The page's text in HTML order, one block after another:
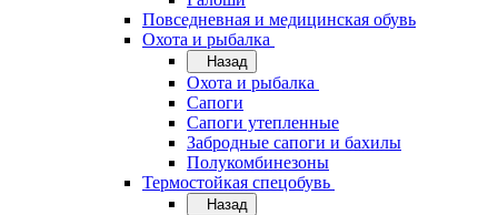
Повседневная и медицинская обувь
Охота и рыбалка
Назад
Охота и рыбалка
Сапоги
Сапоги утепленные
Забродные сапоги и бахилы
Полукомбинезоны
Термостойкая спецобувь
Назад